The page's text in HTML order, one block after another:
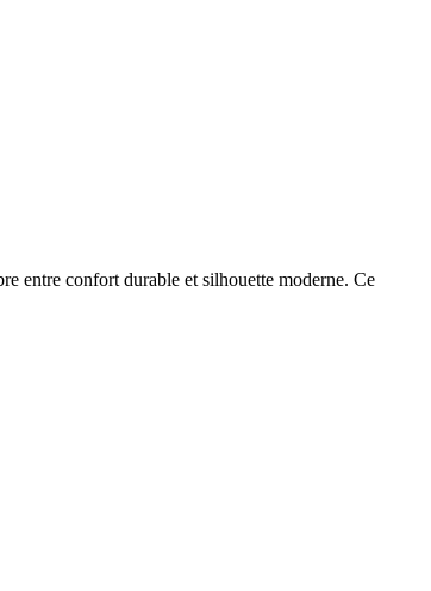
entre confort durable et silhouette moderne. Ce